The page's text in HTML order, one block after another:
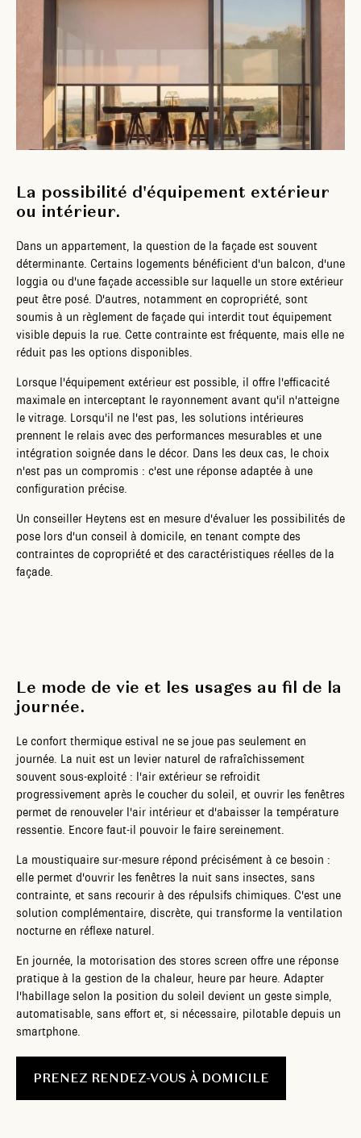
La possibilité d'équipement extérieur
ou intérieur.
Dans un appartement, la question de la façade est souvent
déterminante. Certains logements bénéficient d'un balcon, d'une
loggia ou d'une façade accessible sur laquelle un store extérieur
peut être posé. D'autres, notamment en copropriété, sont
soumis à un règlement de façade qui interdit tout équipement
visible depuis la rue. Cette contrainte est fréquente, mais elle ne
réduit pas les options disponibles.
Lorsque l'équipement extérieur est possible, il offre l'efficacité
maximale en interceptant le rayonnement avant qu'il n'atteigne
le vitrage. Lorsqu'il ne l'est pas, les solutions intérieures
prennent le relais avec des performances mesurables et une
intégration soignée dans le décor. Dans les deux cas, le choix
n'est pas un compromis : c'est une réponse adaptée à une
configuration précise.
Un conseiller Heytens est en mesure d'évaluer les possibilités de
pose lors d'un conseil à domicile, en tenant compte des
contraintes de copropriété et des caractéristiques réelles de la
façade.
Le mode de vie et les usages au fil de la
journée.
Le confort thermique estival ne se joue pas seulement en
journée. La nuit est un levier naturel de rafraîchissement
souvent sous-exploité : l'air extérieur se refroidit
progressivement après le coucher du soleil, et ouvrir les fenêtres
permet de renouveler l'air intérieur et d'abaisser la température
ressentie. Encore faut-il pouvoir le faire sereinement.
La moustiquaire sur-mesure répond précisément à ce besoin :
elle permet d'ouvrir les fenêtres la nuit sans insectes, sans
contrainte, et sans recourir à des répulsifs chimiques. C'est une
solution complémentaire, discrète, qui transforme la ventilation
nocturne en réflexe naturel.
En journée, la motorisation des stores screen offre une réponse
pratique à la gestion de la chaleur, heure par heure. Adapter
l'habillage selon la position du soleil devient un geste simple,
automatisable, sans effort et, si nécessaire, pilotable depuis un
smartphone.
PRENEZ RENDEZ-VOUS À DOMICILE